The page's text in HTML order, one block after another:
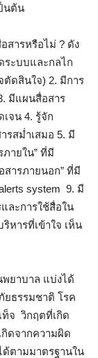
นต้น
สารหรือไม่ ? ดัง
ระบบและกลไก
ตัดสินใจ) 2. มีการ
มีแผนสื่อสาร
จน 4. รู้จัก
รสม่ำเสมอ 5. มี
ภายใน” ที่มี
สารภายนอก” ที่มี
system 9. มี
ละการใช้สื่อใน
หารที่เข้าใจ เห็น
ยาบาล แบ่งได้
ยธรรมชาติ โรค
ท็จ วิกฤตที่เกิด
ดจากความผิด
ด้ตามมาตรฐานใน